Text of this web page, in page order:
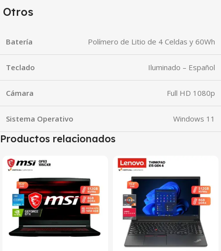
Otros
Batería Polímero de Litio de 4 Celdas y 60Wh
Teclado Iluminado – Español
Cámara Full HD 1080p
Sistema Operativo Windows 11
Productos relacionados
SALE SALE